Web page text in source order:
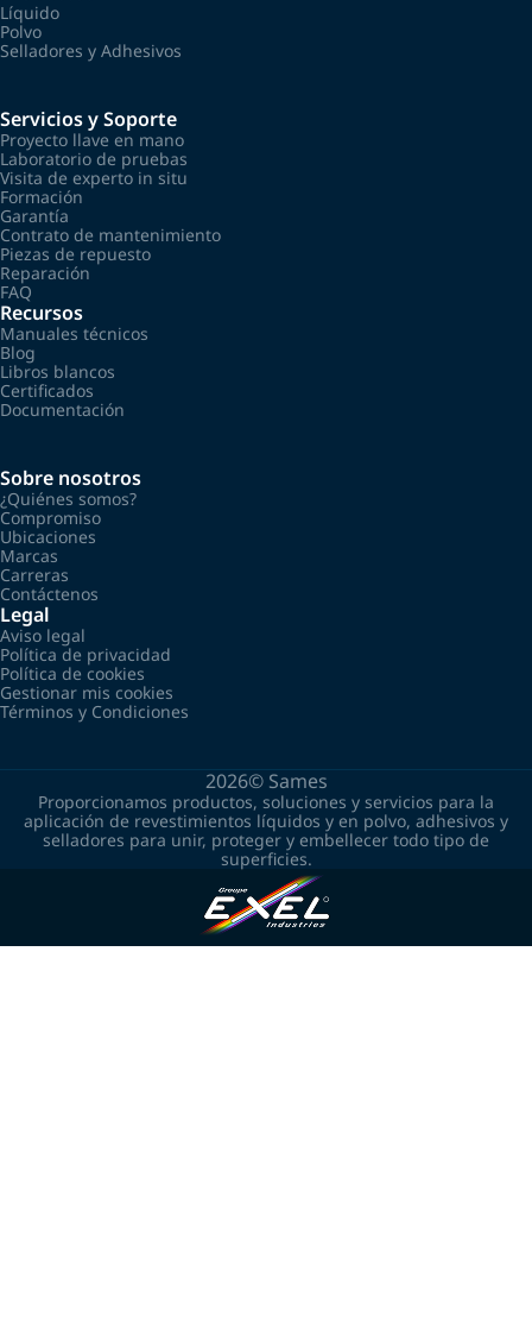
Líquido
Polvo
Selladores y Adhesivos
Servicios y Soporte
Proyecto llave en mano
Laboratorio de pruebas
Visita de experto in situ
Formación
Garantía
Contrato de mantenimiento
Piezas de repuesto
Reparación
FAQ
Recursos
Manuales técnicos
Blog
Libros blancos
Certificados
Documentación
Sobre nosotros
¿Quiénes somos?
Compromiso
Ubicaciones
Marcas
Carreras
Contáctenos
Legal
Aviso legal
Política de privacidad
Política de cookies
Gestionar mis cookies
Términos y Condiciones
2026© Sames
Proporcionamos productos, soluciones y servicios para la
aplicación de revestimientos líquidos y en polvo, adhesivos y
selladores para unir, proteger y embellecer todo tipo de
superficies.